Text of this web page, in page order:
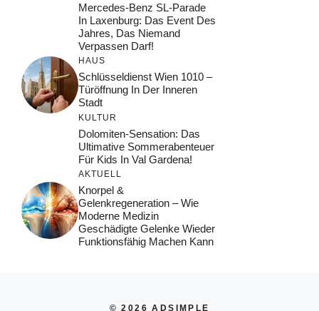
Mercedes-Benz SL-Parade
In Laxenburg: Das Event Des
Jahres, Das Niemand
Verpassen Darf!
HAUS
Schlüsseldienst Wien 1010 –
Türöffnung In Der Inneren
Stadt
KULTUR
Dolomiten-Sensation: Das
Ultimative Sommerabenteuer
Für Kids In Val Gardena!
AKTUELL
Knorpel &
Gelenkregeneration – Wie
Moderne Medizin
Geschädigte Gelenke Wieder
Funktionsfähig Machen Kann
© 2026 ADSIMPLE